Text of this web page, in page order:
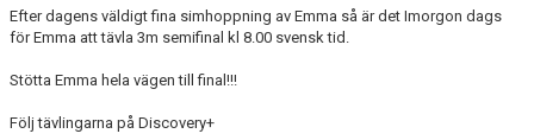
BOKNING SIMSKOLA
KALENDER
WEBSHOP
Efter dagens väldigt fina simhoppning av Emma så är det Imorgon dags
för Emma att tävla 3m semifinal kl 8.00 svensk tid.
Stötta Emma hela vägen till final!!!
Följ tävlingarna på Discovery+